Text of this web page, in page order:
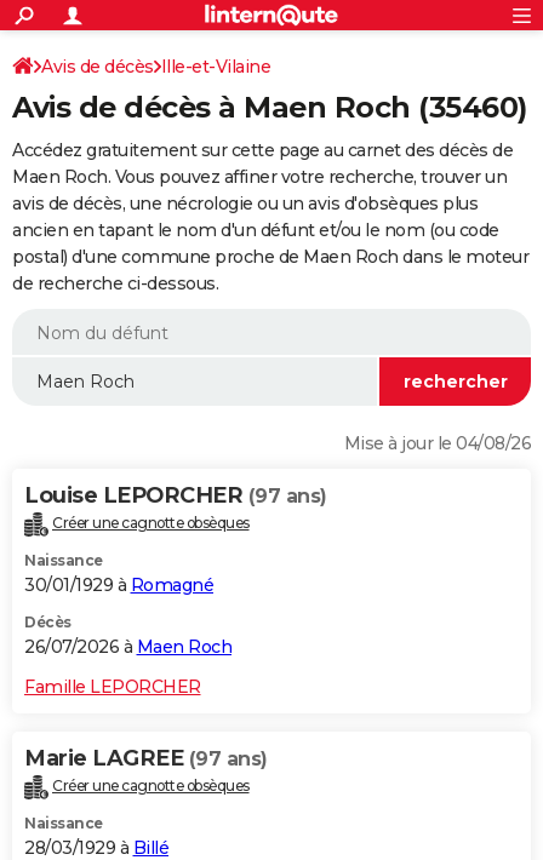
ACTUALITÉS
Politique
Société
Faits Divers
Education
Monde
Villes
+
SPORT
Coupe du monde 2026
Football
Tennis
Cyclisme
Rugby
Forum
Programme TV
TNTStreaming
Cinéma
Sorties cinéma
Musique
+
FINANCE
Retraite
Impôts
Epargne
Immobilier
Risques naturels par ville
Banque
Assurance
Crédit
AUTO
Essais
Réserver un essai
Citadines
Berlines
SUV
Forum auto
+
HIGH-TECH
BRICOLAGE
WEEK-END
Alimentation
Guide de la santé
Maladies
Médicaments
Sommeil
VOYAGE
Destinations
City break
Voyage nature
Voyage de noces
Forum
Climat
+PHOTO
GUIDES D'ACHAT
Carte de Noël
Carte Bonne année
Carte Saint-Valentin
Carte Pâques
Carte d'anniversaire
DICTIONNAIRE
Dictionnaire
Biographies
Citations
Expressions
Proverbes
PROGRAMME TV
S'inscrire
Connexion
Avis de décès Ille-et-Vilaine
Avis de décès à Maen Roch (35460)
Accédez gratuitement sur cette page au carnet des décès de
Maen Roch. Vous pouvez affiner votre recherche, trouver un
avis de décès, une nécrologie ou un avis d'obsèques plus
ancien en tapant le nom d'un défunt et/ou le nom (ou code
postal) d'une commune proche de Maen Roch dans le moteur
de recherche ci-dessous.
Mise à jour le 04/08/26
Louise LEPORCHER (97 ans)
Créer une cagnotte obsèques
Naissance
30/01/1929 à Romagné
Décès
26/07/2026 à Maen Roch
Famille LEPORCHER
Marie LAGREE (97 ans)
Créer une cagnotte obsèques
Naissance
28/03/1929 à Billé